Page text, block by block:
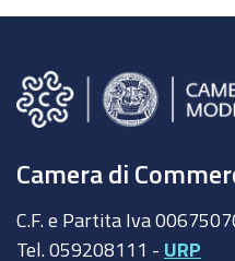
Camera di
C.F. e Partita Iva
Tel. 059208111 - URP